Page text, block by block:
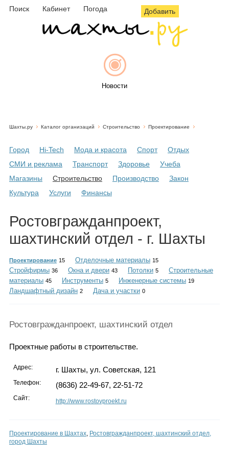
Поиск Кабинет Погода Добавить
Новости
Объявления
Инфо
Шахты.ру Каталог организаций Строительство Проектирование
Город Hi-Tech Мода и красота Спорт
Отдых
СМИ и реклама
Транспорт Здоровье
Учеба
Магазины
Строительство Производство
Закон
Культура
Услуги Финансы
Ростовгражданпроект,
шахтинский отдел - г. Шахты
Проектирование 15 Отделочные материалы 15
Стройфирмы 36 Окна и двери 43 Потолки 5
Строительные
материалы 45 Инструменты 5 Инженерные системы 19
Ландшафтный дизайн 2 Дача и участки 0
Ростовгражданпроект, шахтинский отдел
Проектные работы в строительстве.
Адрес: г. Шахты, ул. Советская, 121
Телефон: (8636) 22-49-67, 22-51-72
Сайт: http://www.rostovproekt.ru
Проектирование в Шахтах, Ростовгражданпроект, шахтинский отдел,
город Шахты